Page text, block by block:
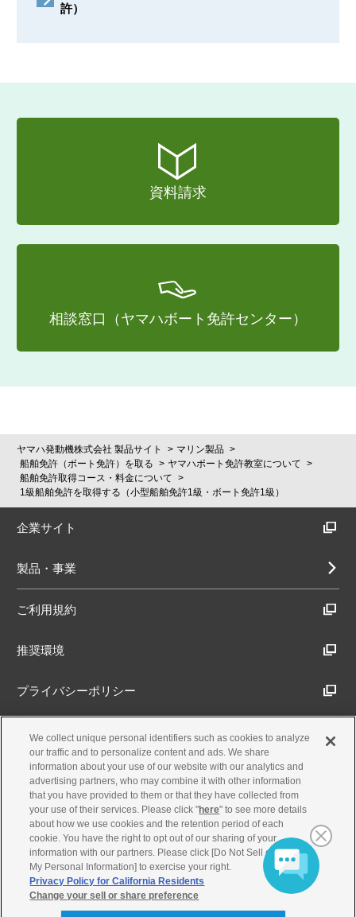
許）
資料請求
相談窓口（ヤマハボート免許センター）
ヤマハ発動機株式会社 製品サイト
マリン製品
船舶免許（ボート免許）を取る
ヤマハボート免許教室について
船舶免許取得コース・料金について
1級船舶免許を取得する（小型船舶免許1級・ボート免許1級）
企業サイト
製品・事業
ご利用規約
推奨環境
プライバシーポリシー
Cookieポリシー
アクセシビリティ方針
古物営業法に基づく表示
製品・事業のお問合せ
We collect unique personal identifiers such as cookies to analyze
our traffic and to personalize content and ads. We share
information about your use of our website with our analytics and
advertising partners, who may combine it with other information
that you have provided to them or that they have collected from
your use of their services. Please click "here" to see more details
about how we use cookies and the retention period of each
cookie. You have the right to opt out of our sharing of your
information with our partners. Please click [Do Not Sell or Share
My Personal Information] to exercise your right.
Privacy Policy for California Residents
Change your sell or share preference